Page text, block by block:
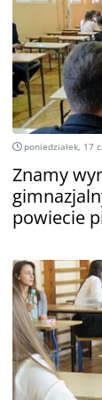
poniedziałek, 17
Znamy
powiecie